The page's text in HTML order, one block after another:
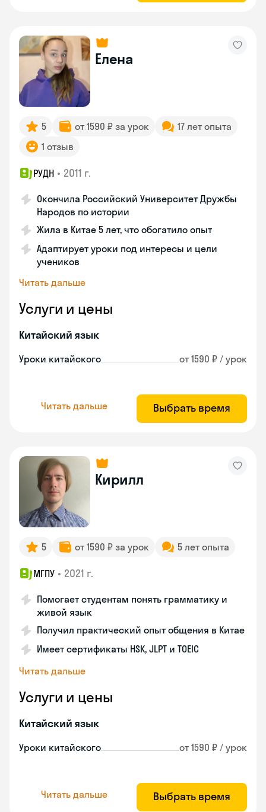
Елена
5 от 1590 ₽ за урок
17 лет опыта
1 отзыв
РУДН • 2011 г.
Окончила Российский Университет Дружбы
Народов по истории
Жила в Китае 5 лет, что обогатило опыт
Адаптирует уроки под интересы и цели
учеников
Читать дальше
Услуги и цены
Китайский язык
Уроки китайского от 1590 ₽ / урок
Читать дальше Выбрать время
Кирилл
5 от 1590 ₽ за урок 5 лет опыта
МГПУ • 2021 г.
Помогает студентам понять грамматику и
живой язык
Получил практический опыт общения в Китае
Имеет сертификаты HSK, JLPT и TOEIC
Читать дальше
Услуги и цены
Китайский язык
Уроки китайского от 1590 ₽ / урок
Читать дальше Выбрать время